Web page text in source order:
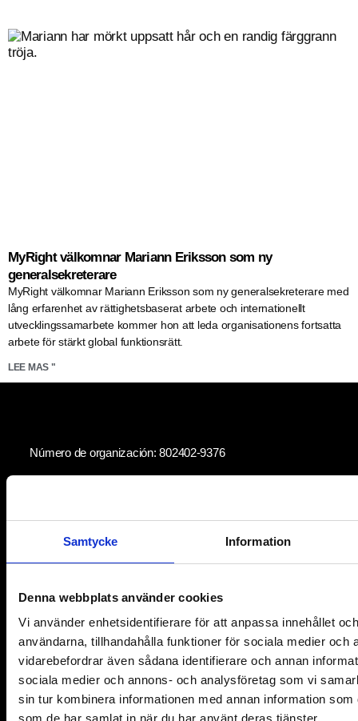
Samtycke Information
Denna webbplats använder cookies
Vi använder enhetsidentifierare för att anpassa innehållet
användarna, tillhandahålla funktioner för sociala medier och
vidarebefordrar även sådana identifierare och annan
sociala medier och annons- och analysföretag som vi
sin tur kombinera informationen med annan information
som de har samlat in när du har använt deras tjänster.
MyRight välkomnar Mariann Eriksson som ny
generalsekreterare
MyRight välkomnar Mariann Eriksson som ny generalsekreterare med
lång erfarenhet av rättighetsbaserat arbete och internationellt
utvecklingssamarbete kommer hon att leda organisationens fortsatta
arbete för stärkt global funktionsrätt.
LEE MAS "
Número de organización: 802402-9376
Enlaces rápidos
Contacto
Recibe nuestro boletín
Para los socios
Actualmente